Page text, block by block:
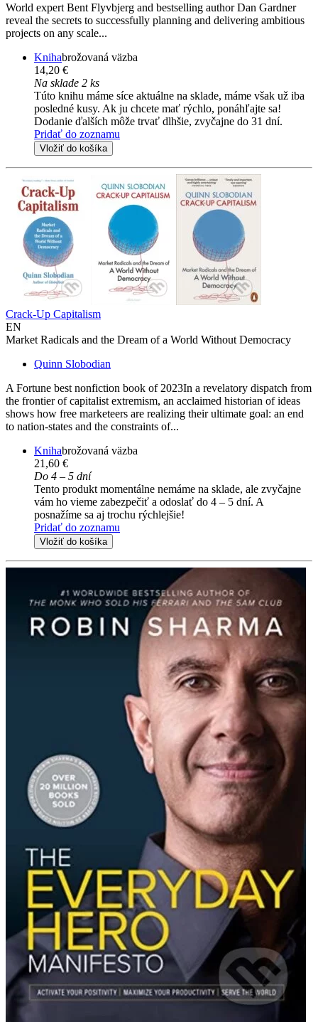
World expert Bent Flyvbjerg and bestselling author Dan Gardner
reveal the secrets to successfully planning and delivering ambitious
projects on any scale...
Knihabrožovaná väzba
14,20 €
Na sklade 2 ks
Túto knihu máme síce aktuálne na sklade, máme však už iba
posledné kusy. Ak ju chcete mať rýchlo, ponáhľajte sa!
Dodanie ďalších môže trvať dlhšie, zvyčajne do 31 dní.
Pridať do zoznamu
Vložiť do košíka
Crack-Up Capitalism
EN
Market Radicals and the Dream of a World Without Democracy
Quinn Slobodian
A Fortune best nonfiction book of 2023In a revelatory dispatch from
the frontier of capitalist extremism, an acclaimed historian of ideas
shows how free marketeers are realizing their ultimate goal: an end
to nation-states and the constraints of...
Knihabrožovaná väzba
21,60 €
Do 4 – 5 dní
Tento produkt momentálne nemáme na sklade, ale zvyčajne
vám ho vieme zabezpečiť a odoslať do 4 – 5 dní. A
posnažíme sa aj trochu rýchlejšie!
Pridať do zoznamu
Vložiť do košíka